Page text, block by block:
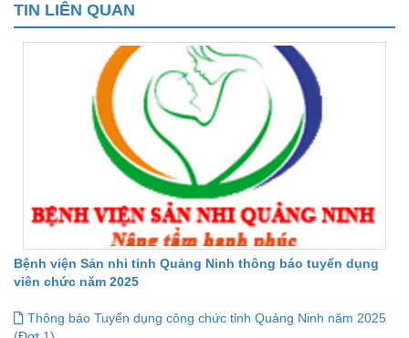
TIN LIÊN QUAN
Bệnh viện Sản nhi tỉnh Quảng Ninh thông báo tuyển dụng
viên chức năm 2025
Thông báo Tuyển dụng công chức tỉnh Quảng Ninh năm 2025